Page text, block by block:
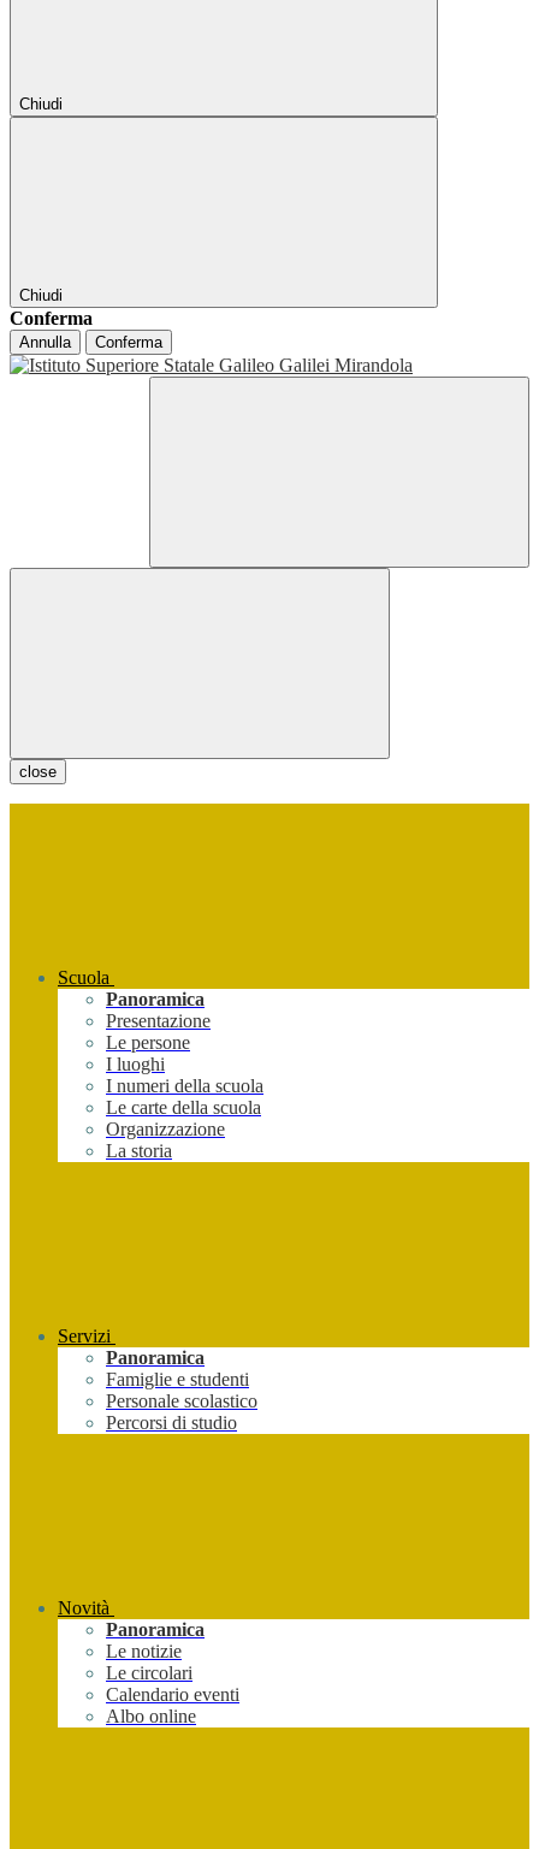
Chiudi
Chiudi
Conferma
Annulla Conferma
close
Scuola
Panoramica
Presentazione
Le persone
I luoghi
I numeri della scuola
Le carte della scuola
Organizzazione
La storia
Servizi
Panoramica
Famiglie e studenti
Personale scolastico
Percorsi di studio
Novità
Panoramica
Le notizie
Le circolari
Calendario eventi
Albo online